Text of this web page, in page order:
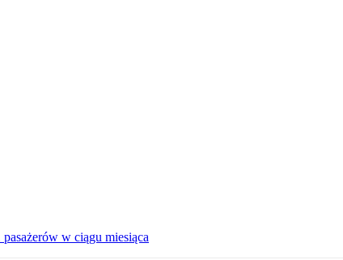
w ciągu miesiąca